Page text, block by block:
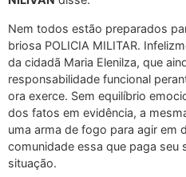
Nem todos estão preparados
briosa POLICIA MILITAR.
da cidadã Maria Elenilza, que
responsabilidade funcional
ora exerce. Sem equilíbrio
dos fatos em evidência, a
uma arma de fogo para agir em
comunidade essa que paga seu
situação.